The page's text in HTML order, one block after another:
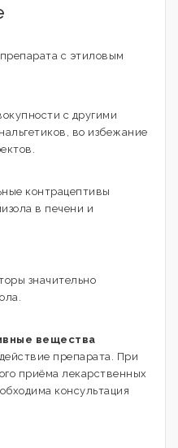
с этиловым
с другими
во избежание
контрацептивы
в печени и
значительно
вещества
препарата. При
приёма лекарственных
консультация